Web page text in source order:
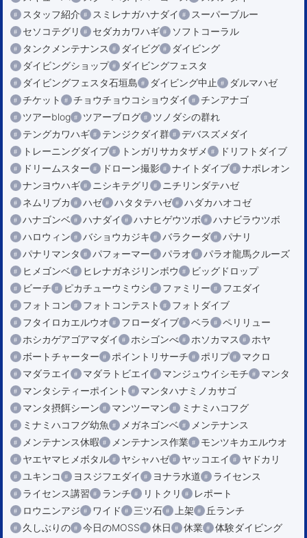
スタッフ紹介
スミレナガハナダイ
スーパーブルー
セソコテグリ
セダカカワハギ
ソフトコーラル
タンクメンテナンス
ダイビグ
ダイビング
ダイビングショップ
ダイビングフェスタ
ダイビングフェスタ石垣島
ダイビング中止
ダルマハゼ
チケット
チョウチョウコショウダイ
チンアナゴ
ツアーblog
ツアーブログ
ツノダシの群れ
テングカワハギ
テンジクダイ群
デバスズメダイ
トレーニングダイブ
トンガリサカタザメ
ドリフトダイブ
ドリームスター
ドローン撮影 ナイトダイブ
ナポレオン
ナンヨウハギ
ニシキテグリ
ニチリンダテハゼ
ネムリブカ
ハゼ ハタタテハゼ
ハダカハオコゼ
ハナゴンベ
ハナダイ ハナヒゲウツボ
ハナビラウツボ
ハロウィン
バショウカジキ バラクーダ
パナリ
パナリマンタ
パフォーマー パラオ
パラオ龍馬クルーズ
ヒメゴンベ
ヒレナガネジリンボウ
ビッグドロップ
ビーチ
ピカチューウミウシ ファミリー
フエダイ
フォトコン
フォトコンテスト
フォトダイブ
フタイロカエルウオ
フローダイブ ベラ
ペリリュー
ホシカゲアゴアマダイ
ホシゴンべ ホソカマス
ホヤ
ボートチャーター
ポイントリサーチ ポリプ
マクロ
マダラエイ
マダラトビエイ マンジュウイシモチ
マンタ
マンタシティーポイント
マンタハナミノカサゴ
マンタ摂餌シーン
マンツーマン
ミナミハコフグ
ミナミハコフグ幼魚
メガネゴンベ
メンテナンス
メンテナンス休暇
メンテナンス作業
モンツキカエルウオ
ヤエヤマヒメボタル
ヤシャハゼ ヤッコエイ
ヤドカリ
ユキンコ
ヨスジフエダイ ヨナラ水道
ライセンス
ライセンス講習
ランチ リトクリ
レポート
ロウニンアジ
ワイド 三ツ石 上架
丘ランチ
久しぶりの
今日のMOSS 休日 休業
体験ダイビング